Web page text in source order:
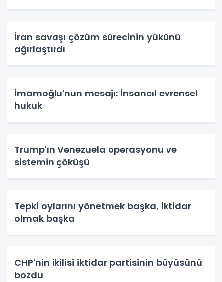
İran savaşı çözüm sürecinin yükünü
ağırlaştırdı
İmamoğlu'nun mesajı: İnsancıl evrensel
hukuk
Trump'ın Venezuela operasyonu ve
sistemin çöküşü
Tepki oylarını yönetmek başka, iktidar
olmak başka
CHP'nin ikilisi iktidar partisinin büyüsünü
bozdu